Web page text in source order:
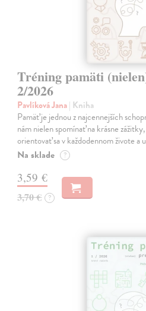
Tréning pamäti
2/2026
Pavlíková Jana| Kniha
Pamäť je jednou z najcennejších
nám nielen spomínať na krásne
orientovať sa v každodennom živote a
Na sklade ?
3,59 €
3,70 € ?